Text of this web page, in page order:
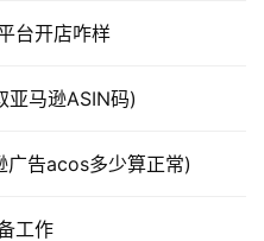
台开店咋样
亚马逊ASIN码)
告acos多少算正常)
工作